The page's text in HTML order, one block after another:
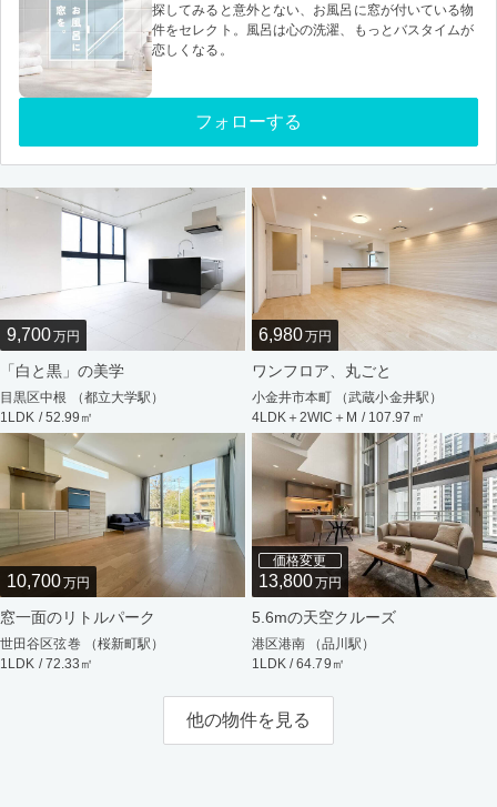
探してみると意外とない、お風呂に窓が付いている物
件をセレクト。風呂は心の洗濯、もっとバスタイムが
恋しくなる。
フォローする
9,700万円
「白と黒」の美学
目黒区中根 （都立大学駅）
1LDK / 52.99㎡
6,980万円
ワンフロア、丸ごと
小金井市本町 （武蔵小金井駅）
4LDK＋2WIC＋M / 107.97㎡
10,700万円
窓一面のリトルパーク
世田谷区弦巻 （桜新町駅）
1LDK / 72.33㎡
価格変更
13,800万円
5.6mの天空クルーズ
港区港南 （品川駅）
1LDK / 64.79㎡
他の物件を見る